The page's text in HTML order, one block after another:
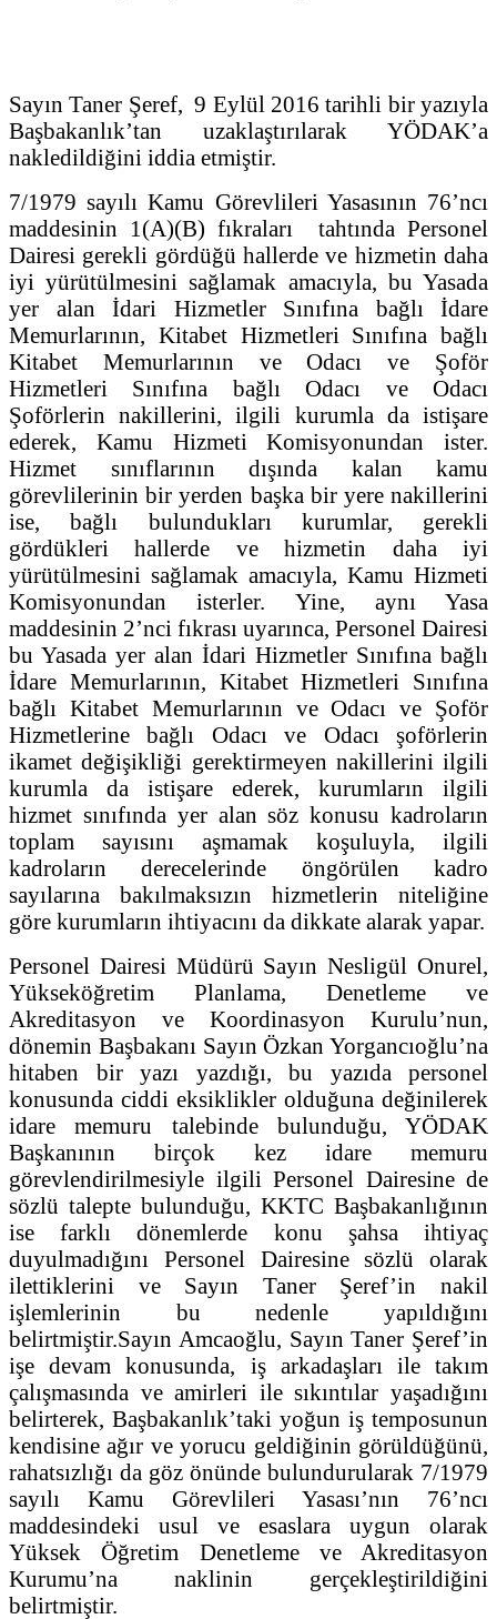
Sayın Taner Şeref, 9 Eylül 2016 tarihli bir yazıyla
Başbakanlık’tan uzaklaştırılarak YÖDAK’a
nakledildiğini iddia etmiştir.
7/1979 sayılı Kamu Görevlileri Yasasının 76’ncı
maddesinin 1(A)(B) fıkraları tahtında Personel
Dairesi gerekli gördüğü hallerde ve hizmetin daha
iyi yürütülmesini sağlamak amacıyla, bu Yasada
yer alan İdari Hizmetler Sınıfına bağlı İdare
Memurlarının, Kitabet Hizmetleri Sınıfına bağlı
Kitabet Memurlarının ve Odacı ve Şoför
Hizmetleri Sınıfına bağlı Odacı ve Odacı
Şoförlerin nakillerini, ilgili kurumla da istişare
ederek, Kamu Hizmeti Komisyonundan ister.
Hizmet sınıflarının dışında kalan kamu
görevlilerinin bir yerden başka bir yere nakillerini
ise, bağlı bulundukları kurumlar, gerekli
gördükleri hallerde ve hizmetin daha iyi
yürütülmesini sağlamak amacıyla, Kamu Hizmeti
Komisyonundan isterler. Yine, aynı Yasa
maddesinin 2’nci fıkrası uyarınca, Personel Dairesi
bu Yasada yer alan İdari Hizmetler Sınıfına bağlı
İdare Memurlarının, Kitabet Hizmetleri Sınıfına
bağlı Kitabet Memurlarının ve Odacı ve Şoför
Hizmetlerine bağlı Odacı ve Odacı şoförlerin
ikamet değişikliği gerektirmeyen nakillerini ilgili
kurumla da istişare ederek, kurumların ilgili
hizmet sınıfında yer alan söz konusu kadroların
toplam sayısını aşmamak koşuluyla, ilgili
kadroların derecelerinde öngörülen kadro
sayılarına bakılmaksızın hizmetlerin niteliğine
göre kurumların ihtiyacını da dikkate alarak yapar.
Personel Dairesi Müdürü Sayın Nesligül Onurel,
Yükseköğretim Planlama, Denetleme ve
Akreditasyon ve Koordinasyon Kurulu’nun,
dönemin Başbakanı Sayın Özkan Yorgancıoğlu’na
hitaben bir yazı yazdığı, bu yazıda personel
konusunda ciddi eksiklikler olduğuna değinilerek
idare memuru talebinde bulunduğu, YÖDAK
Başkanının birçok kez idare memuru
görevlendirilmesiyle ilgili Personel Dairesine de
sözlü talepte bulunduğu, KKTC Başbakanlığının
ise farklı dönemlerde konu şahsa ihtiyaç
duyulmadığını Personel Dairesine sözlü olarak
ilettiklerini ve Sayın Taner Şeref’in nakil
işlemlerinin bu nedenle yapıldığını
belirtmiştir.Sayın Amcaoğlu, Sayın Taner Şeref’in
işe devam konusunda, iş arkadaşları ile takım
çalışmasında ve amirleri ile sıkıntılar yaşadığını
belirterek, Başbakanlık’taki yoğun iş temposunun
kendisine ağır ve yorucu geldiğinin görüldüğünü,
rahatsızlığı da göz önünde bulundurularak 7/1979
sayılı Kamu Görevlileri Yasası’nın 76’ncı
maddesindeki usul ve esaslara uygun olarak
Yüksek Öğretim Denetleme ve Akreditasyon
Kurumu’na naklinin gerçekleştirildiğini
belirtmiştir.